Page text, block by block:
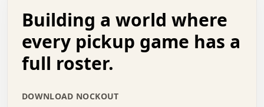
.   .   .   .   .   .   .   .   .   .   .   :   .
.   .   .   .   +   .   .   .   .   .   .   .   +
.   :   .   .   .   .   .   .   .   .   o   .   .
.   .   x   .   .   .   .   .   .   :   .   .   o
.   .   .   .   :   .   .   .   .   o   .   .   .
.   .   .   .   .   .   .   :   .   .   .   .   .
Building a world where
every pickup game has a
full roster.
DOWNLOAD NOCKOUT